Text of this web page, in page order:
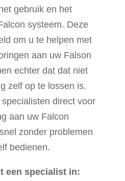
gebruik en het
systeem. Deze
om u te helpen met
aan uw Falson
echter dat dat niet
zelf op te lossen is.
direct voor
aan uw Falcon
zonder problemen
bedienen.
een specialist in: